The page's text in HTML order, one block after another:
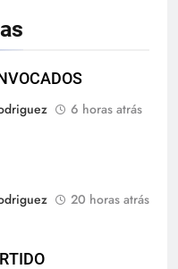
6 horas atrás
20 horas atrás